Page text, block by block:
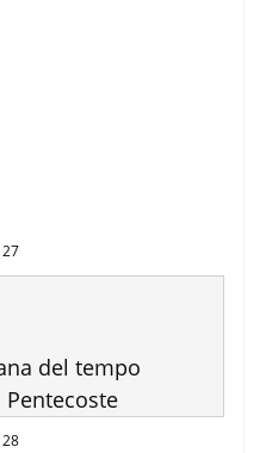
27
del tempo
28